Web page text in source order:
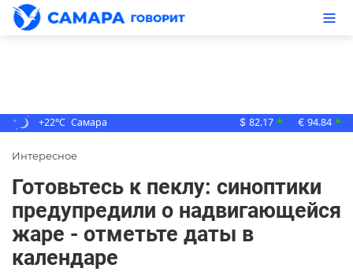
+22°C Самара $ 82.17 ▲ € 94.84 ▲
Интересное
Готовьтесь к пеклу: синоптики
предупредили о надвигающейся
жаре - отметьте даты в
календаре